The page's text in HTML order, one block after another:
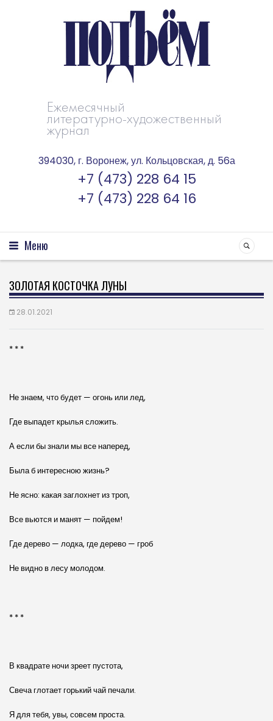
Ежемесячный
литературно-художественный
журнал
394030, г. Воронеж, ул. Кольцовская, д. 56а
+7 (473) 228 64 15
+7 (473) 228 64 16
Меню
ЗОЛОТАЯ КОСТОЧКА ЛУНЫ
28.01.2021
* * *
Не знаем, что будет — огонь или лед,
Где выпадет крылья сложить.
А если бы знали мы все наперед,
Была б интересною жизнь?
Не ясно: какая заглохнет из троп,
Все вьются и манят — пойдем!
Где дерево — лодка, где дерево — гроб
Не видно в лесу молодом.
* * *
В квадрате ночи зреет пустота,
Свеча глотает горький чай печали.
Я для тебя, увы, совсем проста.